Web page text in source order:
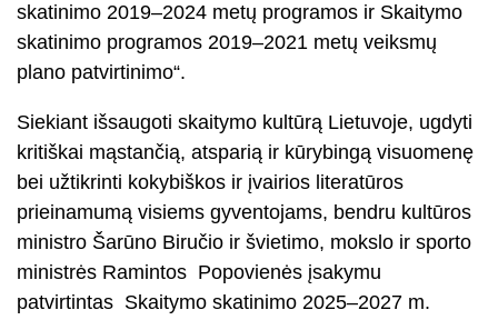
skatinimo 2019–2024 metų programos ir Skaitymo
skatinimo programos 2019–2021 metų veiksmų
plano patvirtinimo“.
Siekiant išsaugoti skaitymo kultūrą Lietuvoje, ugdyti
kritiškai mąstančią, atsparią ir kūrybingą visuomenę
bei užtikrinti kokybiškos ir įvairios literatūros
prieinamumą visiems gyventojams, bendru kultūros
ministro Šarūno Biručio ir švietimo, mokslo ir sporto
ministrės Ramintos Popovienės įsakymu
patvirtintas Skaitymo skatinimo 2025–2027 m.